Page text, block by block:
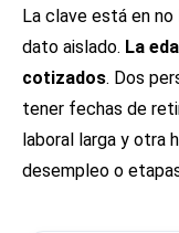
La clave está en
dato aislado. La
cotizados. Dos
tener fechas de
laboral larga y otra
desempleo o